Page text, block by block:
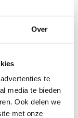
Over
te
media te bieden
Ook delen we
met onze
handschoenen.
tot aan je
in één universele